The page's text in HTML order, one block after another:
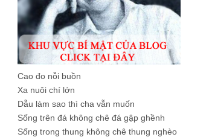
Cao đo nỗi buồn
Xa nuôi chí lớn
Dẫu làm sao thì cha vẫn muốn
Sống trên đá không chê đá gập ghềnh
Sống trong thung không chê thung nghèo